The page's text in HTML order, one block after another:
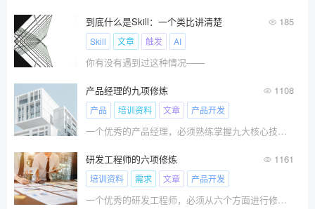
到底什么是Skill：一个类比讲清楚 185
Skill 文章 触发 AI
你有没有遇到过这种情况——
产品经理的九项修炼 1108
产品 培训资料 文章 产品开发
一个优秀的产品经理，必须熟练掌握九大核心技能：\x0d\x0a新产品开发流程\x0d\x0a市场调研\x0d\x0a竞争分析\x0d\x0a需求洞察\x0d\x0a产品规划\x0d\x0a评审决策\x0d\x0a新产品上市\x0d\x0a战略规划\x0d\x0a项目管理\x0d\x0a本文，将为您提供九大技能的详细解读，并推荐文章阅读和培训资料。
研发工程师的六项修炼 1161
培训资料 需求 文章 产品开发
一个优秀的研发工程师，必须从六个方面进行修炼：\x0d\x0a\x0d\x0a新产品开发流程\x0d\x0a产品设计和产品创新\x0d\x0a项目管理和风险管理\x0d\x0a同理心和需求理解\x0d\x0a评审决策\x0d\x0a系统思维\x0d\x0a本文，将为您提供六项修炼的详细解读，并为您推荐精华文章、以及培训资料。